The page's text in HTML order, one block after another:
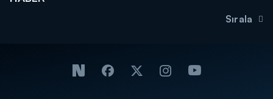
Sırala